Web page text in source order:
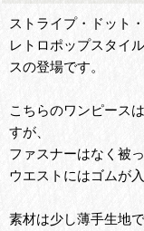
ストライプ・ドット
レトロポップスタイ
スの登場です。
こちらのワンピース
すが、
ファスナーはなく被
ウエストにはゴムが
素材は少し薄手生地